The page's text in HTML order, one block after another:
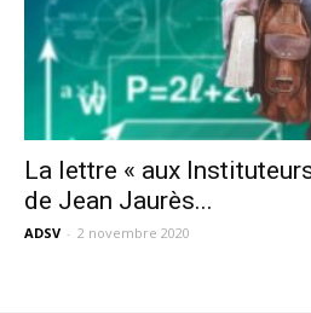
voix
La lettre « aux
de Jean Jaurès...
ADSV - 2 novembre 2020